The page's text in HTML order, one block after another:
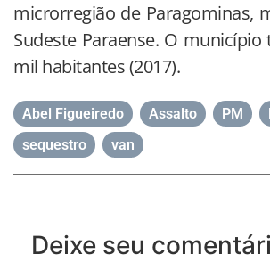
microrregião de Paragominas,
Sudeste Paraense. O
mil habitantes (2017).
Abel Figueiredo Assalto PM
sequestro
van
Deixe seu